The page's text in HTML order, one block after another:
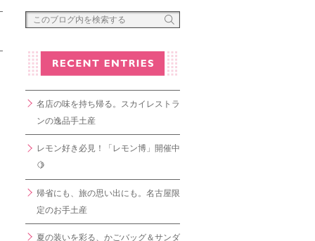
名店の味を持ち帰る。スカイレストラ
ンの逸品手土産
レモン好き必見！「レモン博」開催中
🍋
帰省にも、旅の思い出にも。名古屋限
定のお手土産
夏の装いを彩る、かごバッグ＆サンダ